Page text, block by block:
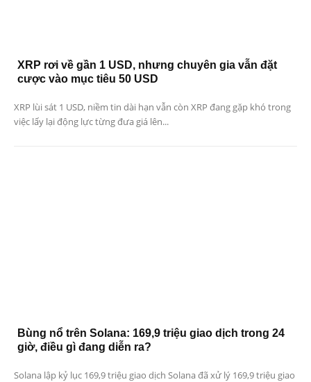
XRP rơi về gần 1 USD, nhưng chuyên gia vẫn đặt
cược vào mục tiêu 50 USD
XRP lùi sát 1 USD, niềm tin dài hạn vẫn còn XRP đang gặp khó trong
việc lấy lại động lực từng đưa giá lên...
Bùng nổ trên Solana: 169,9 triệu giao dịch trong 24
giờ, điều gì đang diễn ra?
Solana lập kỷ lục 169,9 triệu giao dịch Solana đã xử lý 169,9 triệu giao